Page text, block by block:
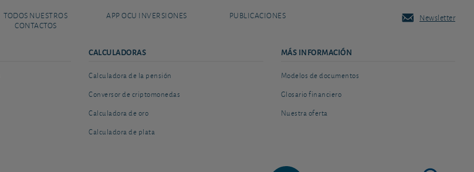
TODOS NUESTROS
CONTACTOS
APP OCU INVERSIONES PUBLICACIONES Newsletter
CALCULADORAS
Calculadora de la pensión
Conversor de criptomonedas
Calculadora de oro
Calculadora de plata
MÁS INFORMACIÓN
Modelos de documentos
Glosario financiero
Nuestra oferta